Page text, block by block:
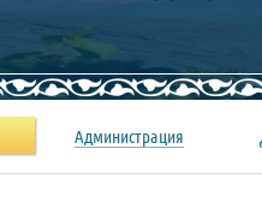
Администрация